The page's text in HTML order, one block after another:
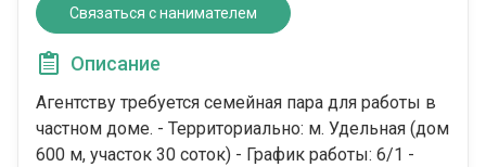
Связаться с нанимателем
Описание
Агентству требуется семейная пара для работы в
частном доме. - Территориально: м. Удельная (дом
600 м, участок 30 соток) - График работы: 6/1 -